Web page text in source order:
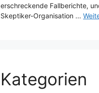
erschreckende Fallberichte,
Skeptiker-Organisation ...
Kategorien